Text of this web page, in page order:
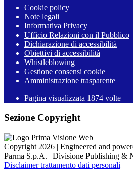
Cookie policy
Note legali
Informativa Privacy
Ufficio Relazioni con il Pubblico
Dichiarazione di accessibilità
Obiettivi di accessibilità
Whistleblowing
Gestione consensi cookie
Amministrazione trasparente
Pagina visualizzata 1874 volte
Sezione Copyright
Copyright 2026 | Engineered and
Parma S.p.A. | Divisione Publishing &
Disclaimer trattamento dati personali